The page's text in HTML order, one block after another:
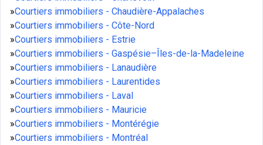
»Courtiers immobiliers - Chaudière-Appalaches
»Courtiers immobiliers - Côte-Nord
»Courtiers immobiliers - Estrie
»Courtiers immobiliers - Gaspésie–Îles-de-la-Madeleine
»Courtiers immobiliers - Lanaudière
»Courtiers immobiliers - Laurentides
»Courtiers immobiliers - Laval
»Courtiers immobiliers - Mauricie
»Courtiers immobiliers - Montérégie
»Courtiers immobiliers - Montréal